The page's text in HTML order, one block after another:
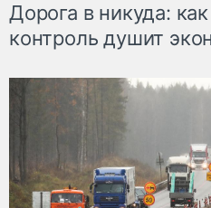
Дорога в никуда:
контроль душит